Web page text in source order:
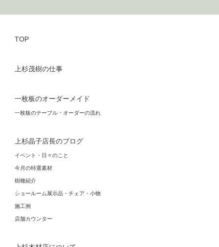
TOP
上杉茂樹の仕事
一枚板のオーダーメイド
一枚板のテーブル・オーダーの流れ
上杉晶子店長のブログ
イベント・日々のこと
今月の特選素材
樹種紹介
ショールーム展示品・チェア・小物
施工例
店舗カウンター